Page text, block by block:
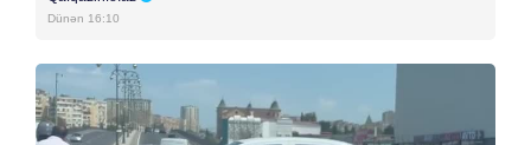
Dünən 16:10